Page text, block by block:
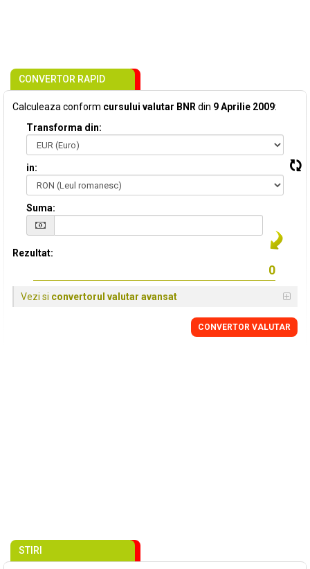
CONVERTOR RAPID
Calculeaza conform cursului valutar BNR din 9 Aprilie 2009:
Transforma din:
in:
Suma:
Rezultat:
Vezi si convertorul valutar avansat
CONVERTOR VALUTAR
STIRI